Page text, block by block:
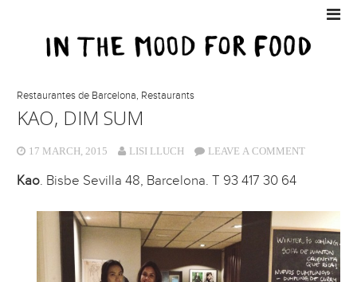
Restaurantes de Barcelona, Restaurants
KAO, DIM SUM
17 MARCH, 2015 LISI LLUCH LEAVE A COMMENT
Kao. Bisbe Sevilla 48, Barcelona. T 93 417 30 64